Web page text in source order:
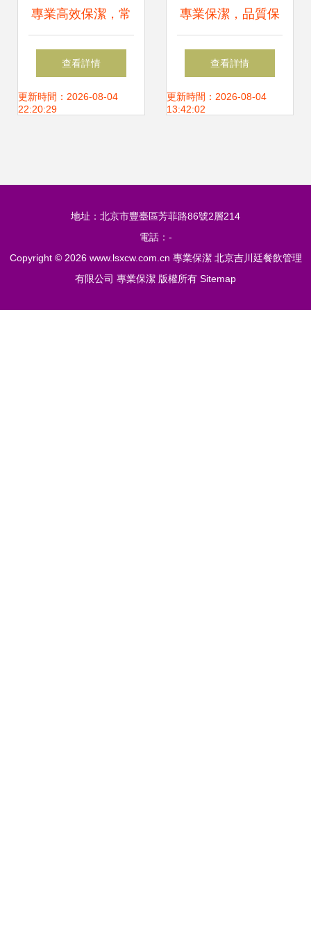
專業高效保潔，常
州湖塘新舊房、辦
公樓、廠區全面清
查看詳情
更新時間：2026-08-04
22:20:29
專業保潔，品質保
障——瑞德專業家
庭保潔與公司保潔
查看詳情
更新時間：2026-08-04
13:42:02
地址：北京市豐臺區芳菲路86號2層214
電話：-
Copyright © 2026 www.lsxcw.com.cn 專業保潔 北京吉川廷餐飲管理
有限公司 專業保潔 版權所有 Sitemap